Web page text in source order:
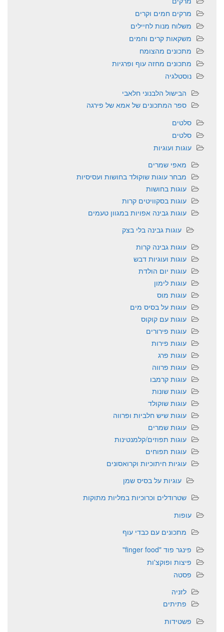
מרקים חמים וקרים
משלוח מנות לחיילים
משקאות קרים וחמים
מתכונים מהצומח
מתכונים מחזה עוף ופרגיות
נוסטלגיה
הבישול הלבנוני חלאבי
ספר המתכונים של אמא של פירגה
סלטים
סלטים
עוגות ועוגיות
מאפי שמרים
מבחר עוגות שוקולד בחושות ועסיסיות
עוגות בחושות
עוגות בסקוויטים קרות
עוגות גבינה אפויות במגוון טעמים
עוגות גבינה בלי בצק
עוגות גבינה קרות
עוגות ועוגיות דבש
עוגות יום הולדת
עוגות לימון
עוגות מוס
עוגות על בסיס מים
עוגות עם קוקוס
עוגות פירורים
עוגות פירות
עוגות פרג
עוגות פרווה
עוגות קרמבו
עוגות שונות
עוגות שוקולד
עוגות שיש חלביות ופרווה
עוגות שמרים
עוגות תפוזים/קלמנטינות
עוגות תפוחים
עוגיות חיתוכיות וקרואסונים
עוגיות על בסיס שמן
שטרודלים וכרוכיות במליות מתוקות
עופות
מתכונים עם כבדי עוף
פינגר פוד "finger food"
פיצות ופוקצ'ות
פסטה
לזניה
פתיתים
פשטידות